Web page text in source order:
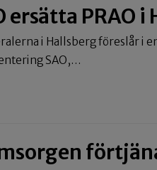
ersätta PRAO
i Hallsberg föreslår i
SAO,…